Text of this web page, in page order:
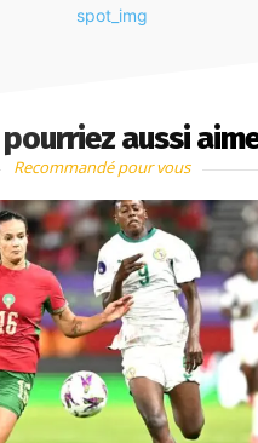
aussi
Recommandé pour vous